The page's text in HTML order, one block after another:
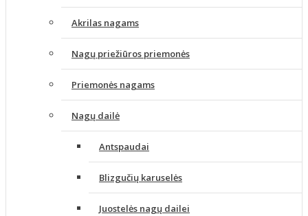
Akrilas nagams
Nagų priežiūros priemonės
Priemonės nagams
Nagų dailė
Antspaudai
Blizgučių karuselės
Juostelės nagų dailei